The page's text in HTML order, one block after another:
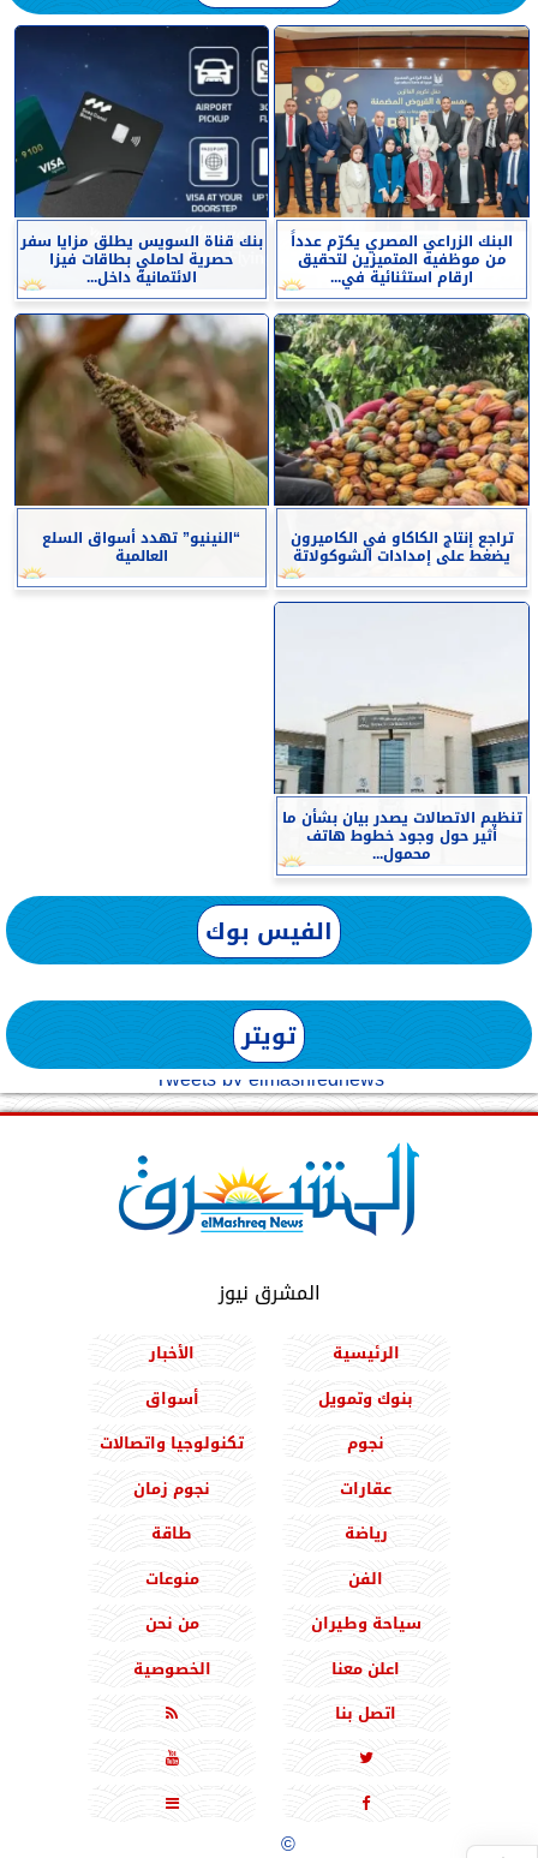
البنك الزراعي المصري يكرّم عدداً
من موظفيه المتميزين لتحقيق
ارقام استثنائية في...
بنك قناة السويس يطلق مزايا سفر
حصرية لحاملي بطاقات فيزا
الائتمانية داخل...
تراجع إنتاج الكاكاو في الكاميرون
يضغط على إمدادات الشوكولاتة
“النينيو” تهدد أسواق السلع
العالمية
تنظيم الاتصالات يصدر بيان بشأن ما
أثير حول وجود خطوط هاتف
محمول...
الفيس بوك
تويتر
Tweets by elmashreqnews
المشرق نيوز
الرئيسية
الأخبار
بنوك وتمويل
أسواق
نجوم
تكنولوجيا واتصالات
عقارات
نجوم زمان
رياضة
طاقة
الفن
منوعات
سياحة وطيران
من نحن
اعلن معنا
الخصوصية
اتصل بنا





جميع الحقوق محفوظة©